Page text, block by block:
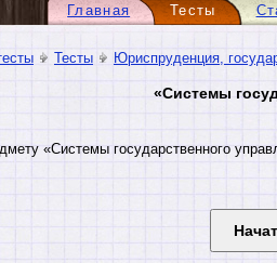
Тесты
Главная
Тесты Юриспруденция,
«Системы
«Системы государственного